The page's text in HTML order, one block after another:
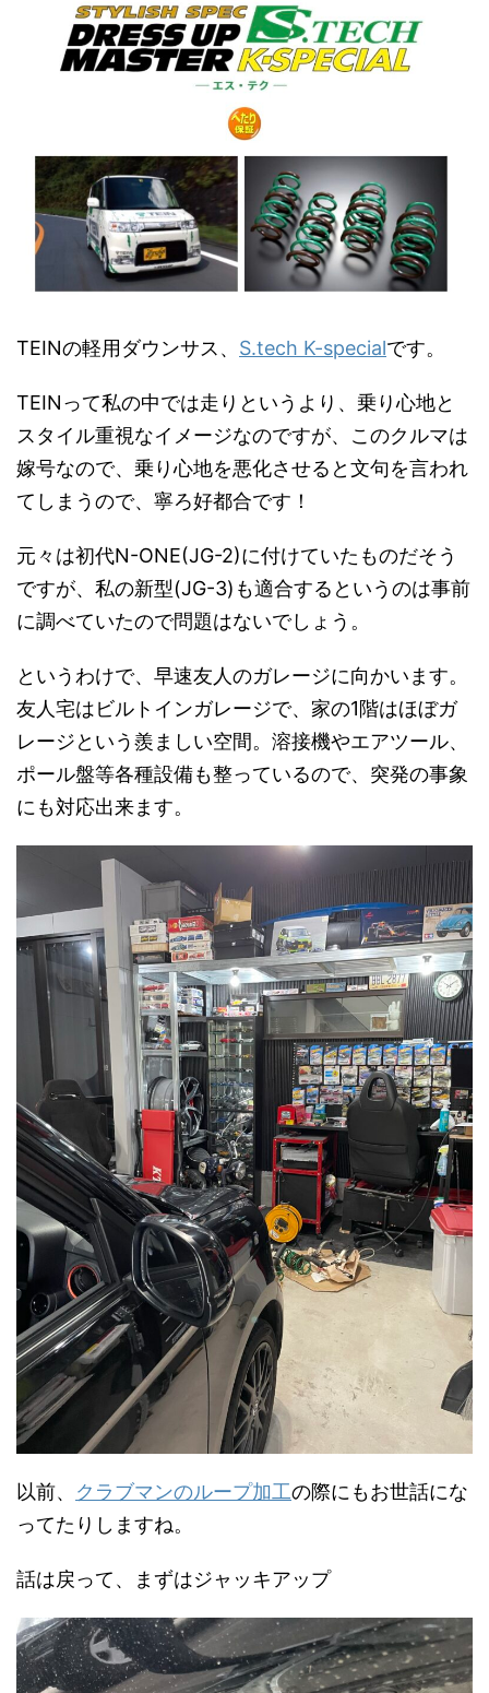
TEINの軽用ダウンサス、 S.tech K-specialです。
TEINって私の中では走りというより、乗り心地と
スタイル重視なイメージなのですが、このクルマは
嫁号なので、乗り心地を悪化させると文句を言われ
てしまうので、寧ろ好都合です！
元々は初代N-ONE(JG-2)に付けていたものだそう
ですが、私の新型(JG-3)も適合するというのは事前
に調べていたので問題はないでしょう。
というわけで、早速友人のガレージに向かいます。
友人宅はビルトインガレージで、家の1階はほぼガ
レージという羨ましい空間。溶接機やエアツール、
ポール盤等各種設備も整っているので、突発の事象
にも対応出来ます。
以前、 クラブマンのループ加工の際にもお世話にな
ってたりしますね。
話は戻って、まずはジャッキアップ